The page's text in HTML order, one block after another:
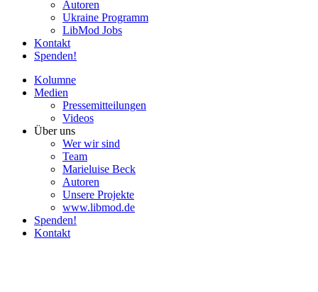
Autoren
Ukraine Pro­gramm
LibMod Jobs
Kontakt
Spenden!
Kolumne
Medien
Pres­se­mit­tei­lun­gen
Videos
Über uns
Wer wir sind
Team
Marie­luise Beck
Autoren
Unsere Pro­jekte
www.libmod.de
Spenden!
Kontakt